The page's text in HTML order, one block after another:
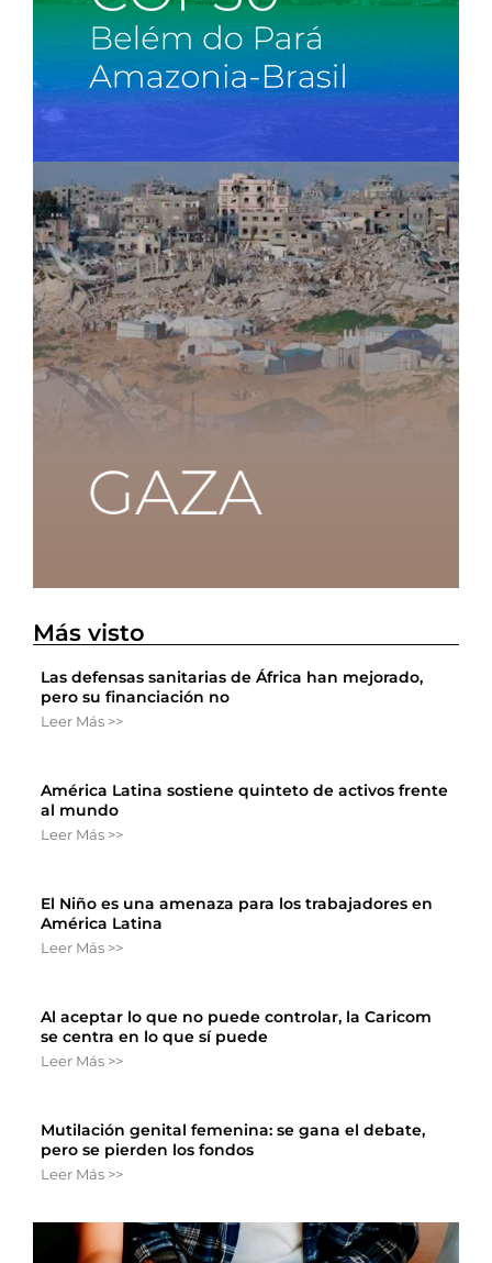
Más visto
Las defensas sanitarias de África han mejorado,
pero su financiación no
Leer Más >>
América Latina sostiene quinteto de activos frente
al mundo
Leer Más >>
El Niño es una amenaza para los trabajadores en
América Latina
Leer Más >>
Al aceptar lo que no puede controlar, la Caricom
se centra en lo que sí puede
Leer Más >>
Mutilación genital femenina: se gana el debate,
pero se pierden los fondos
Leer Más >>